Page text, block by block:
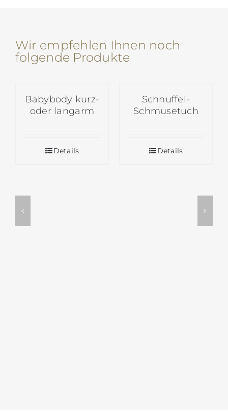
Wir empfehlen Ihnen noch
folgende Produkte
Babybody kurz-
oder langarm
Details
Schnuffel-
Schmusetuch
Details